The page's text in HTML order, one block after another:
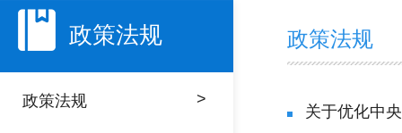
政策法规
政策法规 >
政策法规
关于优化中